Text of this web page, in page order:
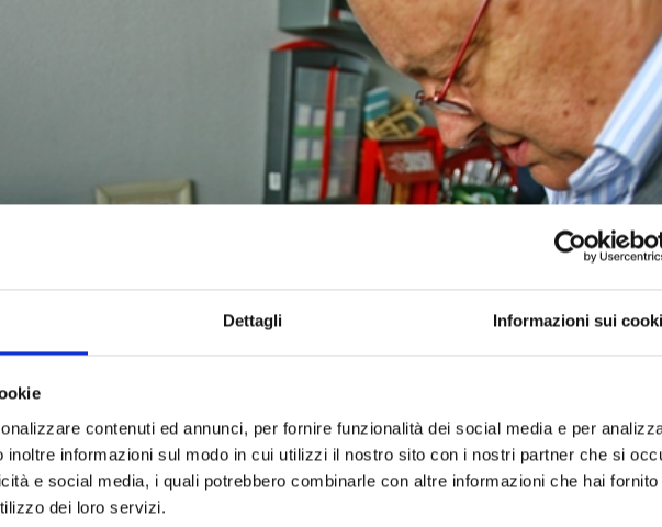
Dettagli Informazioni sui
contenuti ed annunci, per fornire funzionalità dei social media e per
inoltre informazioni sul modo in cui utilizzi il nostro sito con i nostri partner che si
e social media, i quali potrebbero combinarle con altre informazioni che hai fornito
dei loro servizi.